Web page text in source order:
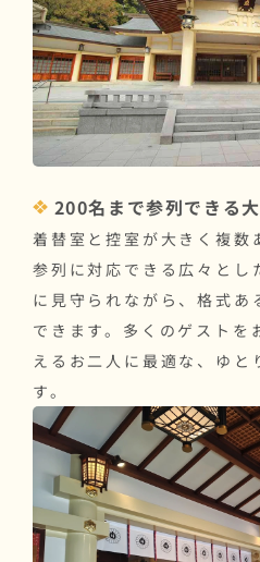
200名まで参列できる
着替室と控室が大きく複数
参列に対応できる広々とし
に見守られながら、格式あ
できます。多くのゲストを
えるお二人に最適な、ゆと
す。